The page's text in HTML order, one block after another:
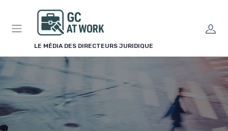
LE MÉDIA DES DIRECTEURS JURIDIQUE